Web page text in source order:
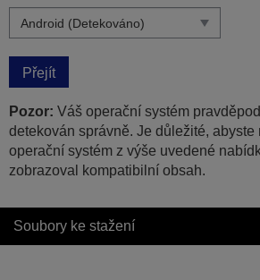
Přejít
Pozor: Váš operační systém
detekován správně. Je důležité, abyste
operační systém z výše uvedené
zobrazoval kompatibilní obsah.
Soubory ke stažení